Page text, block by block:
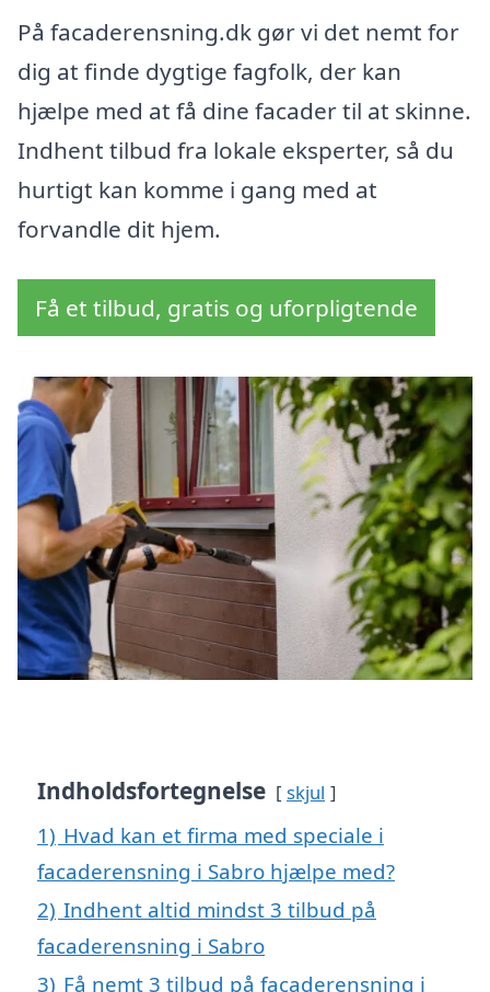
På facaderensning.dk gør vi det nemt for
dig at finde dygtige fagfolk, der kan
hjælpe med at få dine facader til at skinne.
Indhent tilbud fra lokale eksperter, så du
hurtigt kan komme i gang med at
forvandle dit hjem.
Få et tilbud, gratis og uforpligtende
Indholdsfortegnelse skjul
1) Hvad kan et firma med speciale i
facaderensning i Sabro hjælpe med?
2) Indhent altid mindst 3 tilbud på
facaderensning i Sabro
3) Få nemt 3 tilbud på facaderensning i